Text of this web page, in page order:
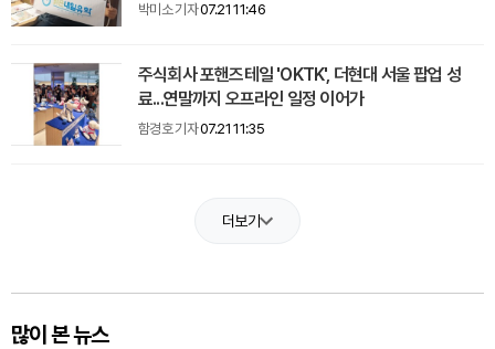
박미소 기자07.21 11:46
주식회사 포핸즈테일 'OKTK', 더현대 서울 팝업 성
료...연말까지 오프라인 일정 이어가
함경호 기자07.21 11:35
더보기
많이 본 뉴스